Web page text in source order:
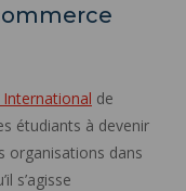
de
étudiants à devenir
organisations dans
s’agisse